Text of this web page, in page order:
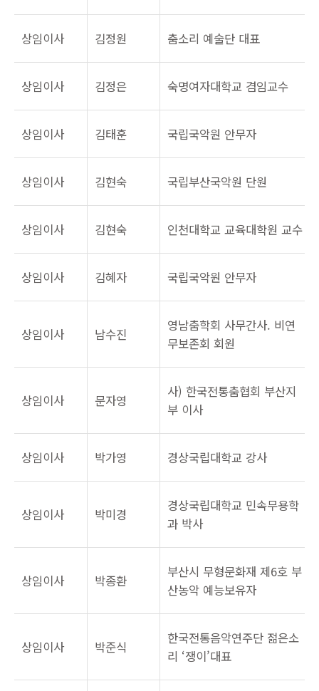
상임이사 김정원 춤소리 예술단 대표
상임이사 김정은 숙명여자대학교 겸임교수
상임이사 김태훈 국립국악원 안무자
상임이사 김현숙 국립부산국악원 단원
상임이사 김현숙 인천대학교 교육대학원 교수
상임이사 김혜자 국립국악원 안무자
상임이사 남수진
영남춤학회 사무간사. 비연
무보존회 회원
상임이사 문자영
사) 한국전통춤협회 부산지
부 이사
상임이사 박가영 경상국립대학교 강사
상임이사 박미경
경상국립대학교 민속무용학
과 박사
상임이사 박종환
부산시 무형문화재 제6호 부
산농악 예능보유자
상임이사 박준식
한국전통음악연주단 젊은소
리 ‘쟁이’대표